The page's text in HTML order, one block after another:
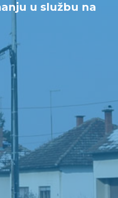
u službu na